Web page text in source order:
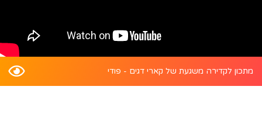
מתכון לקדירה משגעת של קארי דגים - פודי